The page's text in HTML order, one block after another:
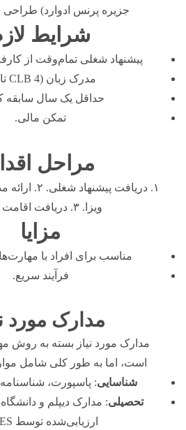
جزیره پرنس ادوارد)
شرایط
پیشنهاد شغلی تمام‌وقت از
مدرک زبان (CLB 4 تا ۵).
حداقل یک سال سابقه
تمکن مالی.
مراحل
۱. دریافت
ویزا. ۳. دریافت اقامت دائم.
مزایا
مناسب برای افراد با
فرآیند سریع.
مدارک مورد
مدارک مورد نیاز بسته به روش
است، اما به طور کلی شامل
شناسایی: پاسپورت،
تحصیلی: مدارک دیپلم و
ارزیابی‌شده توسط WES).